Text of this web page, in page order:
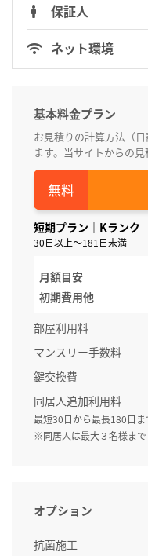
保証人
ネット環境
基本料金プラン
お見積りの計算方法（
ます。当サイトからの見
短期プラン｜Kランク
30日以上～181日未満
月額目安
初期費用他
部屋利用料
マンスリー手数料
鍵交換費
同居人追加利用料
最短30日から最長180日
※同居人は最大３名様まで
オプション
抗菌施工